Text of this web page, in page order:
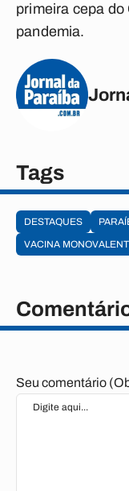
primeira cepa
pandemia.
Tags
DESTAQUES
VACINA
Seu comentário